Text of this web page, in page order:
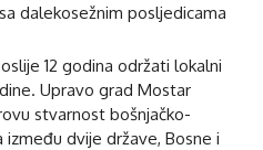
dalekosežnim posljedicama
12 godina održati lokalni
Upravo grad Mostar
stvarnost bošnjačko-
dvije države, Bosne i